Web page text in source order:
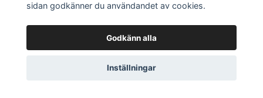
FLERA VAL
Folieballong - Stjärna Satin Caramel
69 kr
sidan godkänner du användandet av cookies.
Godkänn alla
Inställningar